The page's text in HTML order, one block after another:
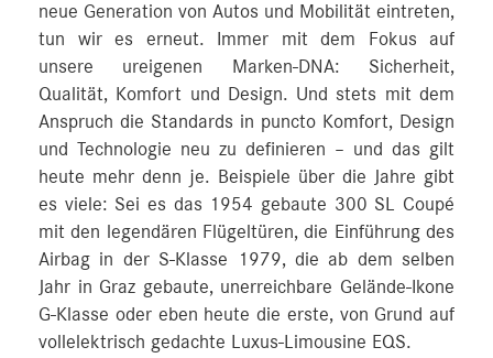
neue Generation von Autos und Mobilität eintreten,
tun wir es erneut. Immer mit dem Fokus auf
unsere ureigenen Marken-DNA: Sicherheit,
Qualität, Komfort und Design. Und stets mit dem
Anspruch die Standards in puncto Komfort, Design
und Technologie neu zu definieren – und das gilt
heute mehr denn je. Beispiele über die Jahre gibt
es viele: Sei es das 1954 gebaute 300 SL Coupé
mit den legendären Flügeltüren, die Einführung des
Airbag in der S-Klasse 1979, die ab dem selben
Jahr in Graz gebaute, unerreichbare Gelände-Ikone
G-Klasse oder eben heute die erste, von Grund auf
vollelektrisch gedachte Luxus-Limousine EQS.